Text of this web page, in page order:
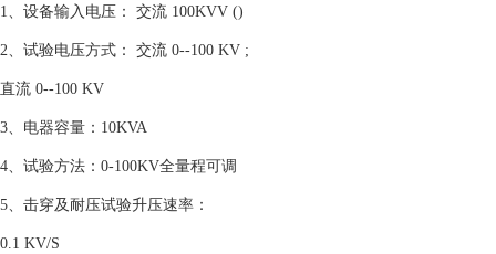
1、设备输入电压： 交流 100KVV ()
2、试验电压方式： 交流 0--100 KV ;
直流 0--100 KV
3、电器容量：10KVA
4、试验方法：0-100KV全量程可调
5、击穿及耐压试验升压速率：
0.1 KV/S